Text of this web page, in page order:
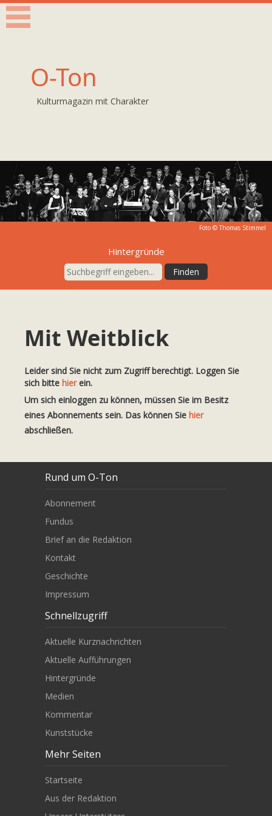
O-Ton
Kulturmagazin mit Charakter
Foto © Thomas Stimmel
Hintergründe
Mit Weitblick
Leider sind Sie nicht zum Zugriff berechtigt. Loggen Sie
sich bitte hierein.
Um sich einloggen zu können, müssen Sie im Besitz
eines Abonnements sein. Das können Sie hier
abschließen.
Rund um O-Ton
Abonnement
Fundus
Brief an die Redaktion
Kontakt
Geschichte
Impressum
Schnellzugriff
Aktuelle Kurznachrichten
Aktuelle Aufführungen
Hintergründe
Medien
Kommentar
Kunststücke
Mehr Seiten
Startseite
Aus der Redaktion